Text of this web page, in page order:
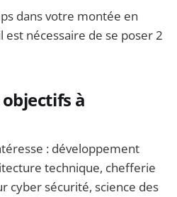
dans votre montée en
est nécessaire de se poser 2
à
: développement
technique, chefferie
cyber sécurité, science des